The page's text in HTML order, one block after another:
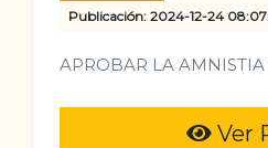
Publicación: 2024-12-24
APROBAR LA
Ver